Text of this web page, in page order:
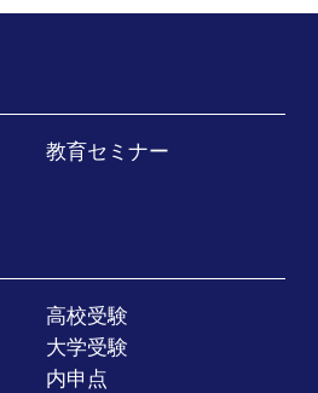
教育セミナー
高校受験
大学受験
内申点